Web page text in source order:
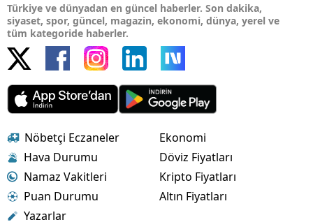
Türkiye ve dünyadan en güncel haberler. Son dakika,
siyaset, spor, güncel, magazin, ekonomi, dünya, yerel ve
tüm kategoride haberler.
Nöbetçi Eczaneler
Hava Durumu
Namaz Vakitleri
Puan Durumu
Yazarlar
Ekonomi
Döviz Fiyatları
Kripto Fiyatları
Altın Fiyatları